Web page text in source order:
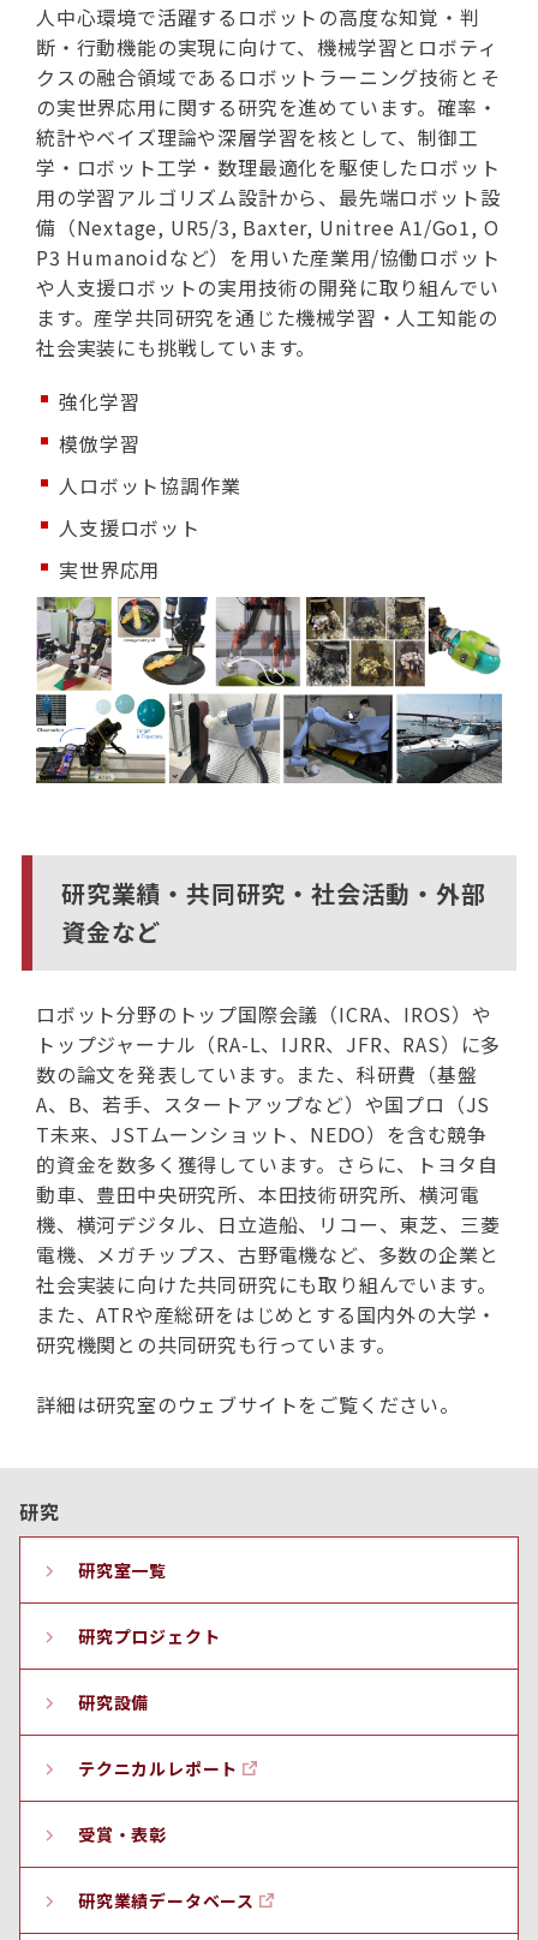
人中心環境で活躍するロボットの高度な知覚・判
断・行動機能の実現に向けて、機械学習とロボティ
クスの融合領域であるロボットラーニング技術とそ
の実世界応用に関する研究を進めています。確率・
統計やベイズ理論や深層学習を核として、制御工
学・ロボット工学・数理最適化を駆使したロボット
用の学習アルゴリズム設計から、最先端ロボット設
備（Nextage, UR5/3, Baxter, Unitree A1/Go1, O
P3 Humanoidなど）を用いた産業用/協働ロボット
や人支援ロボットの実用技術の開発に取り組んでい
ます。産学共同研究を通じた機械学習・人工知能の
社会実装にも挑戦しています。
強化学習
模倣学習
人ロボット協調作業
人支援ロボット
実世界応用
研究業績・共同研究・社会活動・外部
資金など
ロボット分野のトップ国際会議（ICRA、IROS）や
トップジャーナル（RA-L、IJRR、JFR、RAS）に多
数の論文を発表しています。また、科研費（基盤
A、B、若手、スタートアップなど）や国プロ（JS
T未来、JSTムーンショット、NEDO）を含む競争
的資金を数多く獲得しています。さらに、トヨタ自
動車、豊田中央研究所、本田技術研究所、横河電
機、横河デジタル、日立造船、リコー、東芝、三菱
電機、メガチップス、古野電機など、多数の企業と
社会実装に向けた共同研究にも取り組んでいます。
また、ATRや産総研をはじめとする国内外の大学・
研究機関との共同研究も行っています。
詳細は研究室のウェブサイトをご覧ください。
研究
研究室一覧
研究プロジェクト
研究設備
テクニカルレポート
受賞・表彰
研究業績データベース